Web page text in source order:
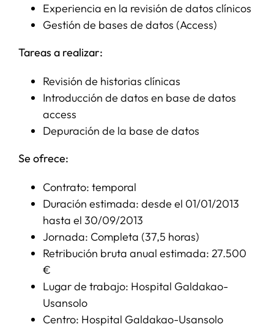
Experiencia en la revisión de datos clínicos
Gestión de bases de datos (Access)
Tareas a realizar:
Revisión de historias clínicas
Introducción de datos en base de datos
access
Depuración de la base de datos
Se ofrece:
Contrato: temporal
Duración estimada: desde el 01/01/2013
hasta el 30/09/2013
Jornada: Completa (37,5 horas)
Retribución bruta anual estimada: 27.500
€
Lugar de trabajo: Hospital Galdakao-
Usansolo
Centro: Hospital Galdakao-Usansolo